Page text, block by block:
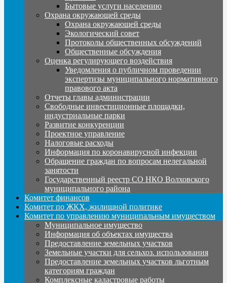
Бытовые услуги населению
Охрана окружающей среды
Охрана окружающей среды
Экологический совет
Протоколы общественных обсуждений
Общественные обсуждения
Оценка регулирующего воздействия
Уведомления о публичном проведении
экспертизы муниципального нормативного
правового акта
Отчеты главы администрации
Свободные инвестиционные площадки,
индустриальные парки
Развитие конкуренции
Проектное управление
Налоговые расходы
Информация по коронавирусной инфекции
Обращение граждан по вопросам нелегальной
занятости
Государственный реестр СО НКО Волховского
муниципального района
Комитет финансов
Комитет по ЖКХ, жилищной политике
Комитет по управлению муниципальным имуществом
Муниципальное имущество
Информация об объектах имущества
Предоставление земельных участков
Земельные участки для сельхоз. использования
Предоставление земельных участков льготным
категориям граждан
Комплексные кадастровые работы